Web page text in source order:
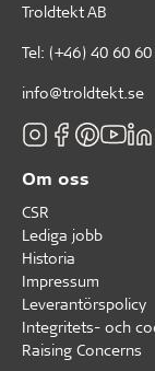
Troldtekt AB
Tel: (+46) 40 60 60
info@troldtekt.se
Om oss
CSR
Lediga jobb
Historia
Impressum
Leverantörspolicy
Integritets- och
Raising Concerns